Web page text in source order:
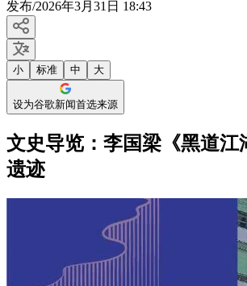
发布/2026年3月31日 18:43
小 标准 中 大
设为谷歌新闻首选来源
文史导览：李国梁《黑道江
遗迹